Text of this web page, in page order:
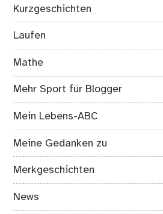
Kurzgeschichten
Laufen
Mathe
Mehr Sport für Blogger
Mein Lebens-ABC
Meine Gedanken zu
Merkgeschichten
News